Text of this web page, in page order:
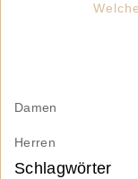
Damen
Herren
Schlagwörter